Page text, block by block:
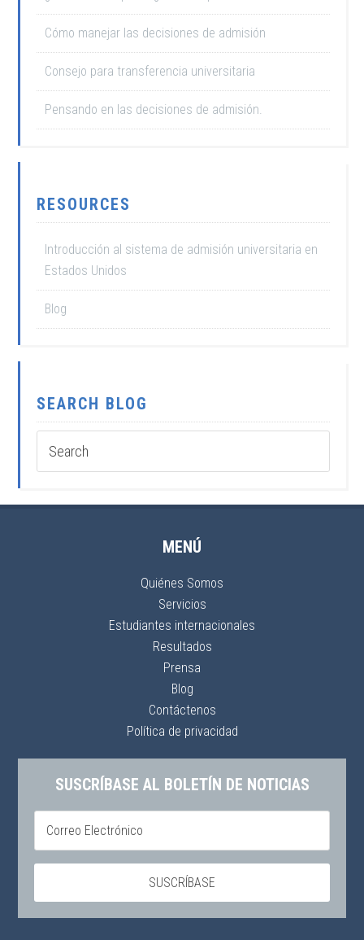
Cómo manejar las decisiones de admisión
Consejo para transferencia universitaria
Pensando en las decisiones de admisión.
RESOURCES
Introducción al sistema de admisión universitaria en
Estados Unidos
Blog
SEARCH BLOG
MENÚ
Quiénes Somos
Servicios
Estudiantes internacionales
Resultados
Prensa
Blog
Contáctenos
Política de privacidad
SUSCRÍBASE AL BOLETÍN DE NOTICIAS